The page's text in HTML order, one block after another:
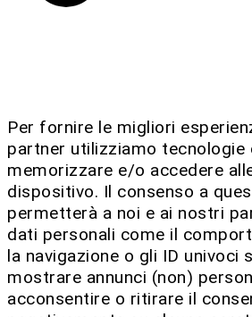
Per fornire le migliori
partner utilizziamo tecnologie
memorizzare e/o accedere
dispositivo. Il consenso a
permetterà a noi e ai nostri
dati personali come il
la navigazione o gli ID univoci
mostrare annunci (non)
acconsentire o ritirare il